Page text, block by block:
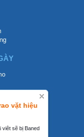
vặt hiệu
viêt sẽ bị Baned